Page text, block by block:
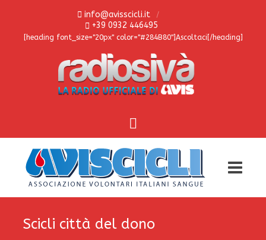
info@avisscicli.it
+39 0932 446495
[heading font_size="20px" color="#284B80"]Ascoltaci[/heading]
Scicli città del dono